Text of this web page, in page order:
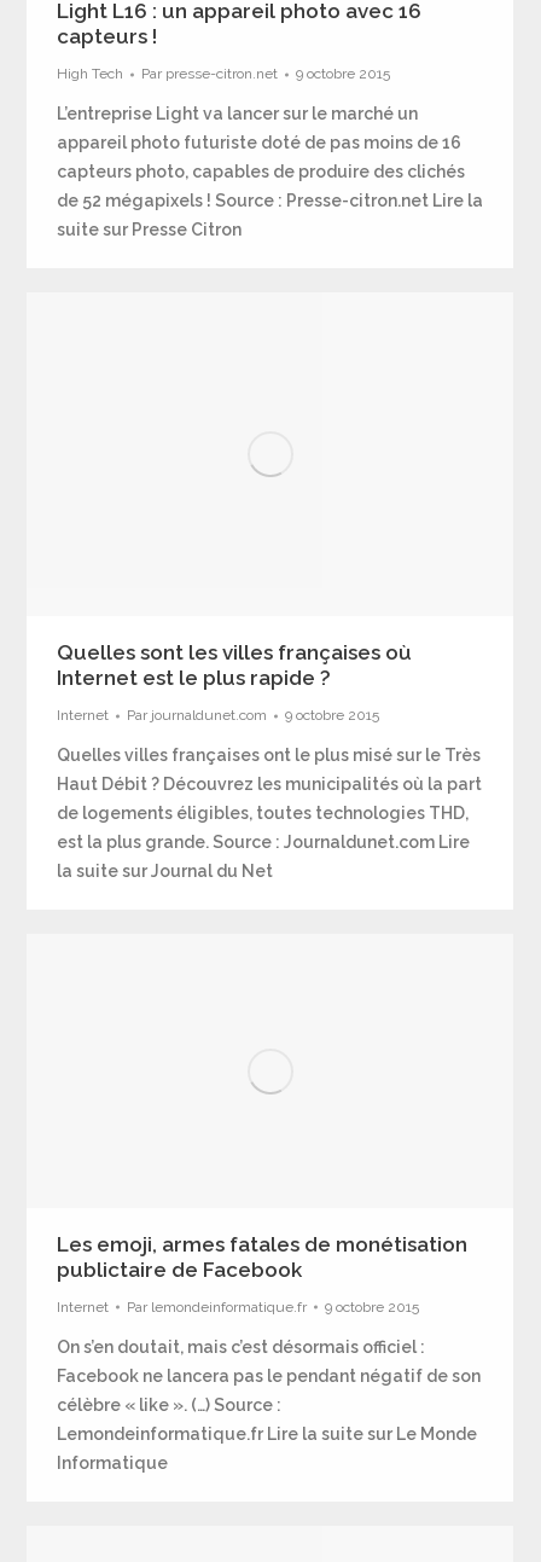
Light L16 : un appareil photo avec 16
capteurs !
High Tech Par presse-citron.net 9 octobre 2015
L’entreprise Light va lancer sur le marché un
appareil photo futuriste doté de pas moins de 16
capteurs photo, capables de produire des clichés
de 52 mégapixels ! Source : Presse-citron.net Lire la
suite sur Presse Citron
Quelles sont les villes françaises où
Internet est le plus rapide ?
Internet Par journaldunet.com 9 octobre 2015
Quelles villes françaises ont le plus misé sur le Très
Haut Débit ? Découvrez les municipalités où la part
de logements éligibles, toutes technologies THD,
est la plus grande. Source : Journaldunet.com Lire
la suite sur Journal du Net
Les emoji, armes fatales de monétisation
publictaire de Facebook
Internet Par lemondeinformatique.fr 9 octobre 2015
On s’en doutait, mais c’est désormais officiel :
Facebook ne lancera pas le pendant négatif de son
célèbre « like ». (…) Source :
Lemondeinformatique.fr Lire la suite sur Le Monde
Informatique